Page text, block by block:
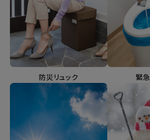
防災リュック 緊